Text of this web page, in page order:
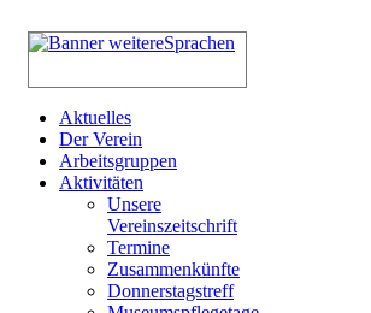
Aktuelles
Der Verein
Arbeitsgruppen
Aktivitäten
Unsere
Vereinszeitschrift
Termine
Zusammenkünfte
Donnerstagstreff